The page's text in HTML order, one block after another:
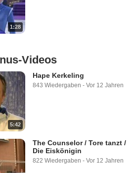
1:28
Videos
5:42
Hape Kerkeling
843 Wiedergaben - Vor 12 Jahren
The Counselor / Tore tanzt /
Die Eiskönigin
822 Wiedergaben - Vor 12 Jahren